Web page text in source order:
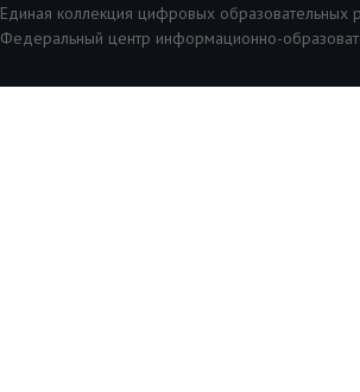
Единая коллекция цифровых образовательных
Федеральный центр информационно-